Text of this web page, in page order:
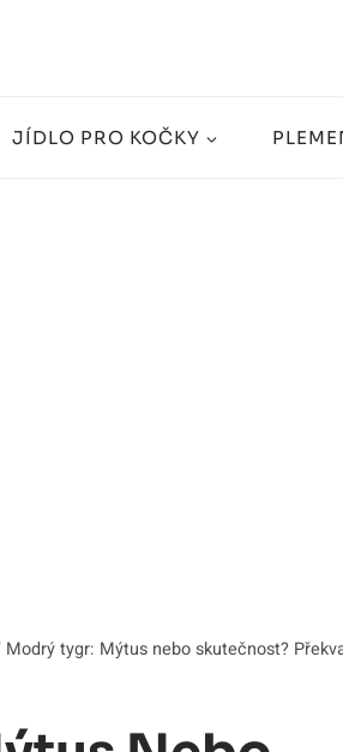
JÍDLO PRO KOČKY
Modrý tygr: Mýtus nebo skutečnost?